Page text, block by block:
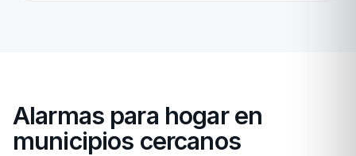
Alarmas para hogar en
municipios cercanos